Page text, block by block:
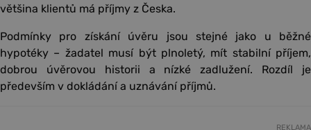
většina klientů má příjmy z Česka.
Podmínky pro získání úvěru jsou stejné jako u běžné
hypotéky – žadatel musí být plnoletý, mít stabilní příjem,
dobrou úvěrovou historii a nízké zadlužení. Rozdíl je
především v dokládání a uznávání příjmů.
REKLAMA